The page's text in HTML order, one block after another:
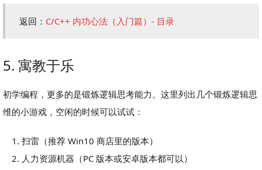
返回： C/C++ 内功心法（入门篇）- 目录
5. 寓教于乐
初学编程，更多的是锻炼逻辑思考能力。这里列出几个锻炼逻辑思
维的小游戏，空闲的时候可以试试：
扫雷（推荐 Win10 商店里的版本）
人力资源机器（PC 版本或安卓版本都可以）